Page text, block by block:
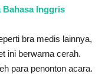
Bahasa Inggris
bra medis lainnya,
ini berwarna cerah.
para penonton acara.